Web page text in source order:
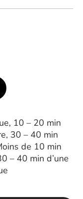
10 – 20 min
30 – 40 min
de 10 min
– 40 min d’une